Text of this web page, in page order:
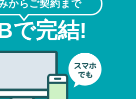
からご契約まで
で完結!